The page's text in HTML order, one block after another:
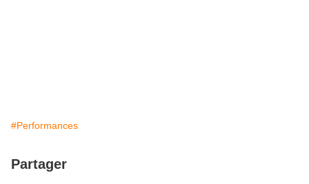
#Performances
Partager